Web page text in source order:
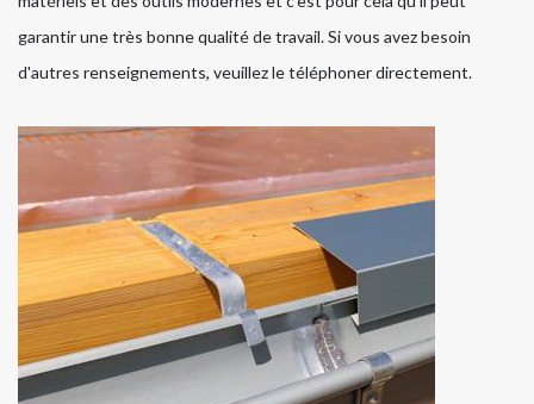
garantir une très bonne qualité de travail. Si vous avez besoin
d'autres renseignements, veuillez le téléphoner directement.